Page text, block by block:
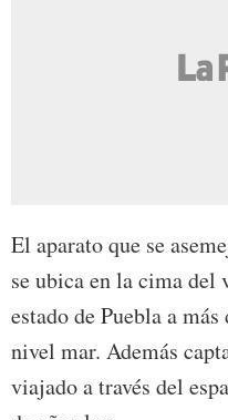
El aparato que se
se ubica en la cima del
estado de Puebla a
nivel mar. Además
viajado a través del